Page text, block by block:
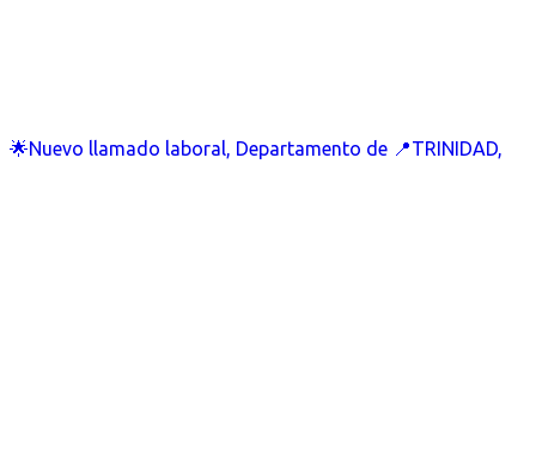
🌟Nuevo llamado laboral, Departamento de 📍TRINIDAD,